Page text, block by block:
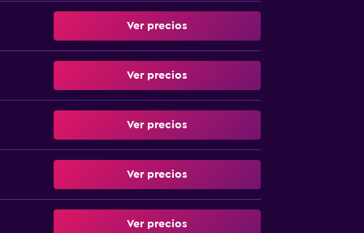
Ver precios
Ver precios
Ver precios
Ver precios
Ver precios